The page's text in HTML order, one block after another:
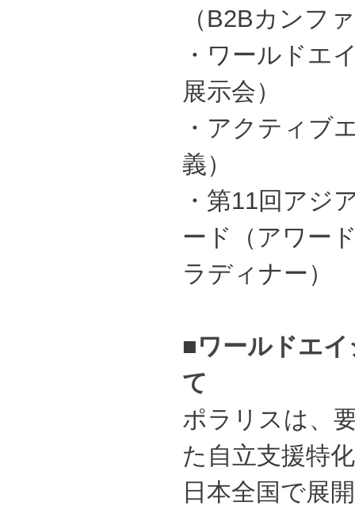
（B2Bカンフ
・ワールドエ
展示会）
・アクティブ
義）
・第11回アジ
ード（アワー
ラディナー）
■ワールドエ
て
ポラリスは、
た自立支援特
日本全国で展